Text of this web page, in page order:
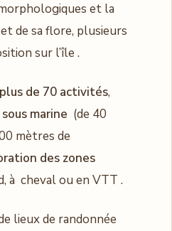
et la
de sa flore, plusieurs
sur l’île .
plus de 70 activités,
marine (de 40
mètres de
des zones
à cheval ou en VTT .
lieux de randonnée